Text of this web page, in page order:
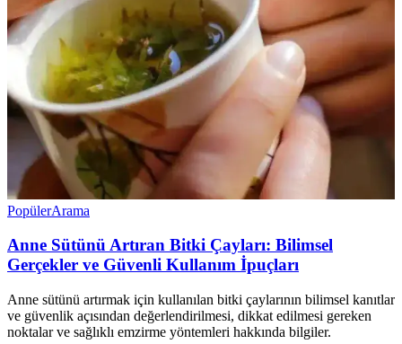
PopülerArama
Anne Sütünü Artıran Bitki Çayları: Bilimsel
Gerçekler ve Güvenli Kullanım İpuçları
Anne sütünü artırmak için kullanılan bitki çaylarının bilimsel kanıtlar
ve güvenlik açısından değerlendirilmesi, dikkat edilmesi gereken
noktalar ve sağlıklı emzirme yöntemleri hakkında bilgiler.